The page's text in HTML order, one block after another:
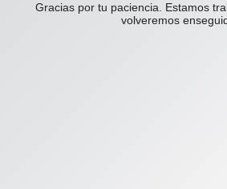
Gracias por tu paciencia. Estamos
volveremos